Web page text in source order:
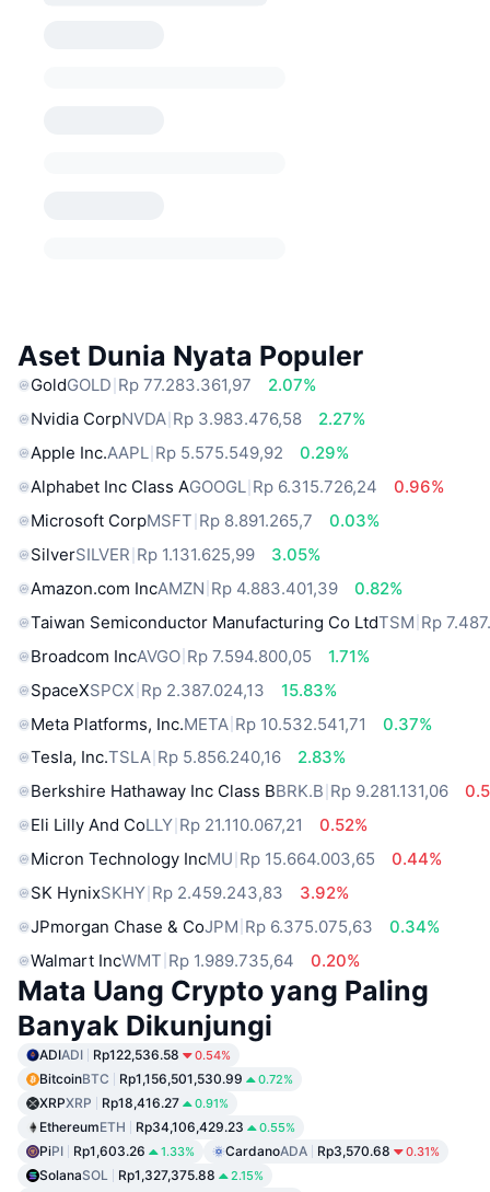
Aset Dunia Nyata Populer
GoldGOLD Rp 77.283.361,97
2.07%
Nvidia CorpNVDA Rp 3.983.476,58
2.27%
Apple Inc.AAPL Rp 5.575.549,92
0.29%
Alphabet Inc Class AGOOGL Rp 6.315.726,24
0.96%
Microsoft CorpMSFT Rp 8.891.265,7
0.03%
SilverSILVER Rp 1.131.625,99
3.05%
Amazon.com IncAMZN Rp 4.883.401,39
0.82%
Taiwan Semiconductor Manufacturing Co LtdTSM Rp
Broadcom IncAVGO Rp 7.594.800,05
1.71%
SpaceXSPCX Rp 2.387.024,13
15.83%
Meta Platforms, Inc.META Rp 10.532.541,71
0.37%
Tesla, Inc.TSLA Rp 5.856.240,16
2.83%
Berkshire Hathaway Inc Class BBRK.B Rp 9.281.131,06
Eli Lilly And CoLLY Rp 21.110.067,21
0.52%
Micron Technology IncMU Rp 15.664.003,65
0.44%
SK HynixSKHY Rp 2.459.243,83
3.92%
JPmorgan Chase & CoJPM Rp 6.375.075,63
0.34%
Walmart IncWMT Rp 1.989.735,64 0.20%
Mata Uang Crypto yang Paling
Banyak Dikunjungi
ADIADI Rp122,536.58 0.54%
BitcoinBTC Rp1,156,501,530.99 0.72%
XRPXRP Rp18,416.27 0.91%
EthereumETH Rp34,106,429.23 0.55%
PiPI Rp1,603.26 1.33% CardanoADA Rp3,570.68 0.31%
SolanaSOL Rp1,327,375.88 2.15%